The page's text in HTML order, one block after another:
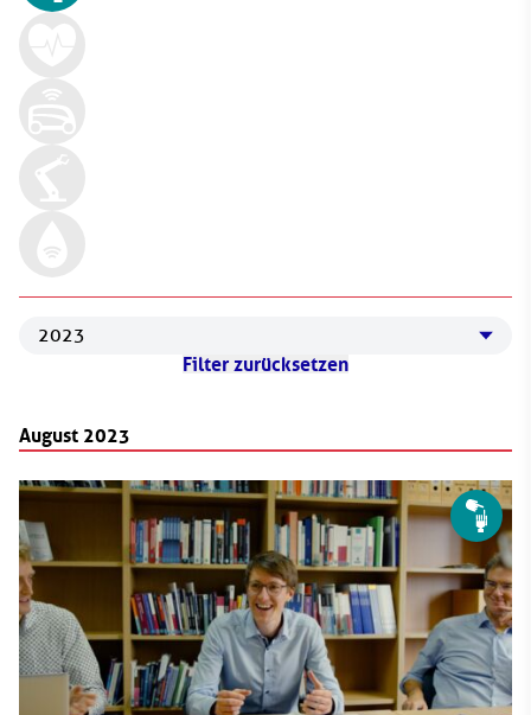
2022
2025
Filter zurücksetzen
August 2023